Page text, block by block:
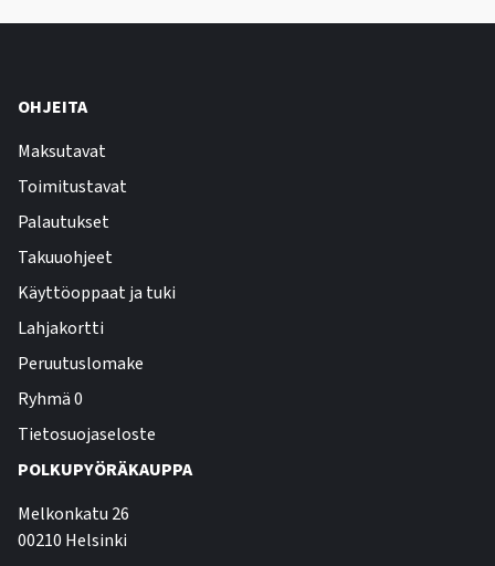
OHJEITA
Maksutavat
Toimitustavat
Palautukset
Takuuohjeet
Käyttöoppaat ja tuki
Lahjakortti
Peruutuslomake
Ryhmä 0
Tietosuojaseloste
POLKUPYÖRÄKAUPPA
Melkonkatu 26
00210 Helsinki